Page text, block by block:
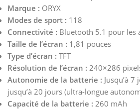
Marque : ORYX
Modes de sport : 118
Connectivité : Bluetooth 5.1 pour les
Taille de l’écran : 1,81 pouces
Type d’écran : TFT
Résolution de l’écran : 240×286
Autonomie de la batterie : Jusqu’à
jusqu’à 20 jours (ultra-longue
Capacité de la batterie : 260 mAh